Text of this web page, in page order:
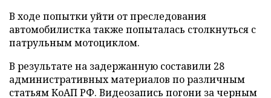
В ходе попытки уйти от преследования
автомобилистка также попыталась столкнуться с
патрульным мотоциклом.
В результате на задержанную составили 28
административных материалов по различным
статьям КоАП РФ. Видеозапись погони за черным